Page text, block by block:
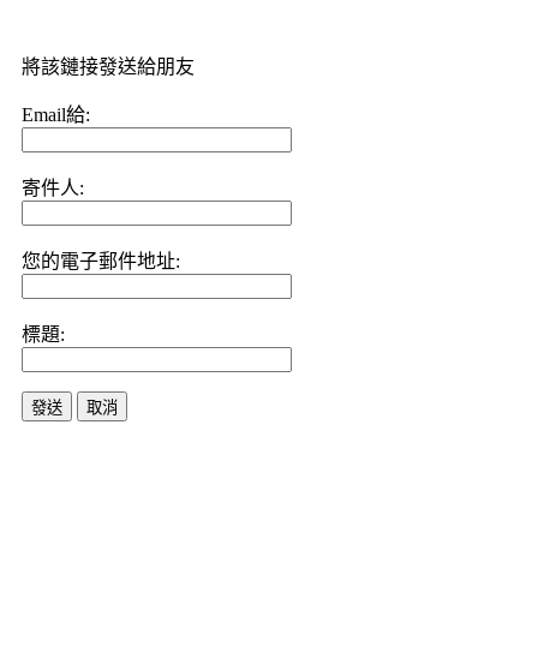
將該鏈接發送給朋友
Email給:
寄件人:
您的電子郵件地址:
標題:
發送 取消